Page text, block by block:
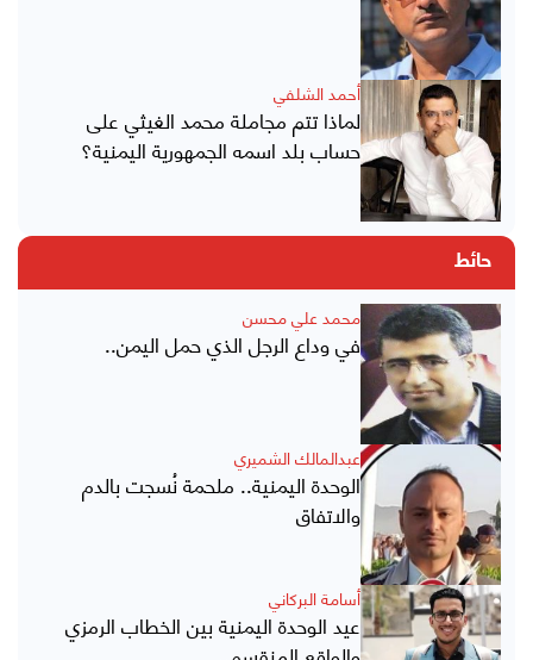
أحمد الشلفي
لماذا تتم مجاملة محمد الغيثي على
حساب بلد اسمه الجمهورية اليمنية؟
حائط
محمد علي محسن
في وداع الرجل الذي حمل اليمن..
عبدالمالك الشميري
الوحدة اليمنية.. ملحمة نُسجت بالدم
والاتفاق
أسامة البركاني
عيد الوحدة اليمنية بين الخطاب الرمزي